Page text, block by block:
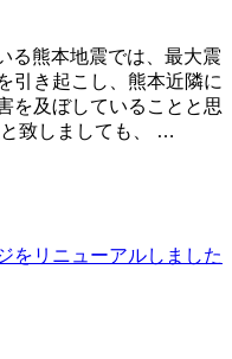
る熊本地震では、最大震
引き起こし、熊本近隣に
を及ぼしていることと思
致しましても、 …
をリニューアルしました